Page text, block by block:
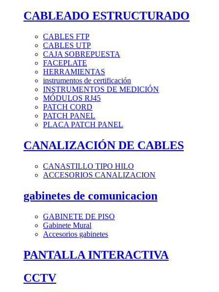
CABLEADO ESTRUCTURADO
CABLES FTP
CABLES UTP
CAJA SOBREPUESTA
FACEPLATE
HERRAMIENTAS
instrumentos de certificación
INSTRUMENTOS DE MEDICIÓN
MÓDULOS RJ45
PATCH CORD
PATCH PANEL
PLACA PATCH PANEL
CANALIZACIÓN DE CABLES
CANASTILLO TIPO HILO
ACCESORIOS CANALIZACION
gabinetes de comunicacion
GABINETE DE PISO
Gabinete Mural
Accesorios gabinetes
PANTALLA INTERACTIVA
CCTV